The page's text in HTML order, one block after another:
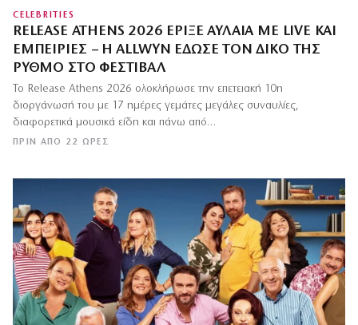
CELEBRITIES
RELEASE ATHENS 2026 ΈΡΙΞΕ ΑΥΛΑΊΑ ΜΕ LIVE ΚΑΙ
ΕΜΠΕΙΡΊΕΣ – Η ALLWYN ΈΔΩΣΕ ΤΟΝ ΔΙΚΌ ΤΗΣ
ΡΥΘΜΌ ΣΤΟ ΦΕΣΤΙΒΆΛ
ΠΡΙΝ ΑΠΌ 22 ΏΡΕΣ
Το Release Athens 2026 ολοκλήρωσε την επετειακή 10η
διοργάνωσή του με 17 ημέρες γεμάτες μεγάλες συναυλίες,
διαφορετικά μουσικά είδη και πάνω από…